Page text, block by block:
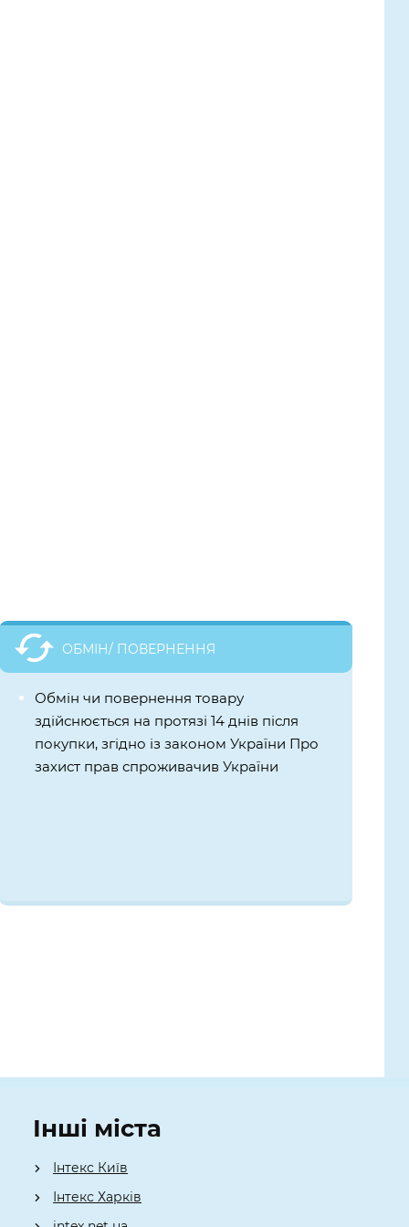
ОБМІН/ ПОВЕРНЕННЯ
Обмін чи повернення товару
здійснюється на протязі 14 днів після
покупки, згідно із законом України Про
захист прав спроживачив України
Інші міста
Інтекс Київ
​Інтекс Харків